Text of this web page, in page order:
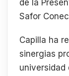
de la
Safor
Capilla ha
sinergias
universidad